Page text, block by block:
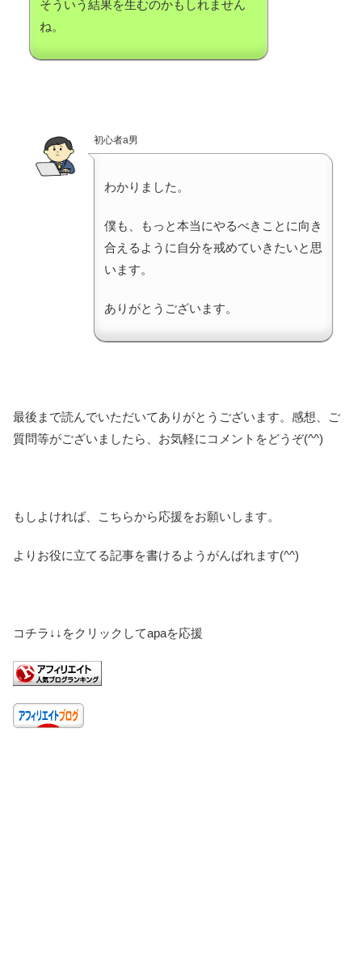
そういう結果を生むのかもしれません
ね。
初心者a男
わかりました。
僕も、もっと本当にやるべきことに向き
合えるように自分を戒めていきたいと思
います。
ありがとうございます。
最後まで読んでいただいてありがとうございます。感想、ご
質問等がございましたら、お気軽にコメントをどうぞ(^^)
もしよければ、こちらから応援をお願いします。
よりお役に立てる記事を書けるようがんばれます(^^)
コチラ↓↓をクリックしてapaを応援